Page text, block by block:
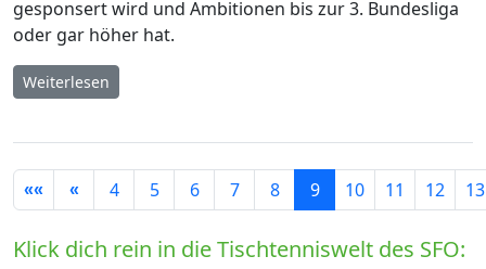
gesponsert wird und Ambitionen bis zur 3. Bundesliga
oder gar höher hat.
Weiterlesen
Seite 9 von 33
4 5 6 7 8 9 10 11 12 13
Klick dich rein in die Tischtenniswelt des SFO: